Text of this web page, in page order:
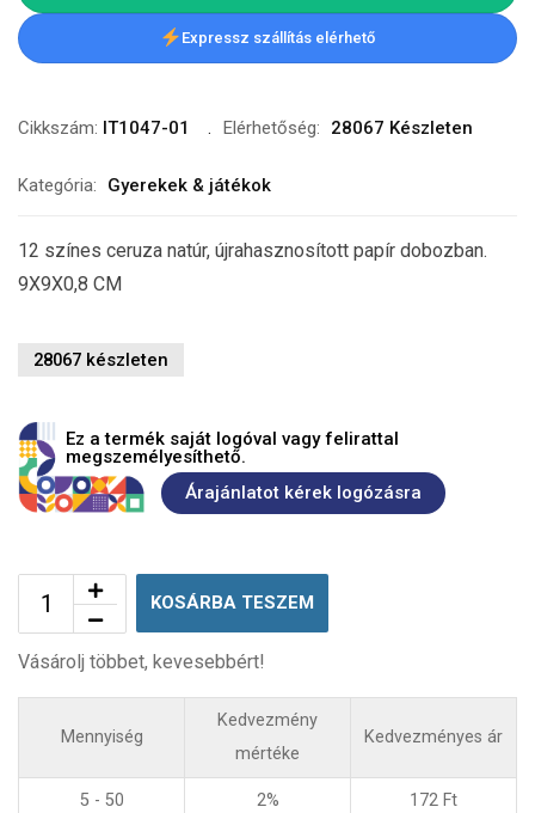
Expressz szállítás elérhető
Cikkszám: IT1047-01 Elérhetőség: 28067 Készleten
Kategória: Gyerekek & játékok
12 színes ceruza natúr, újrahasznosított papír dobozban.
9X9X0,8 CM
28067 készleten
Ez a termék saját logóval vagy felirattal
megszemélyesíthető.
Árajánlatot kérek logózásra
KOSÁRBA TESZEM
Vásárolj többet, kevesebbért!
Mennyiség
Kedvezmény
mértéke
Kedvezményes ár
5 - 50 2% 172 Ft